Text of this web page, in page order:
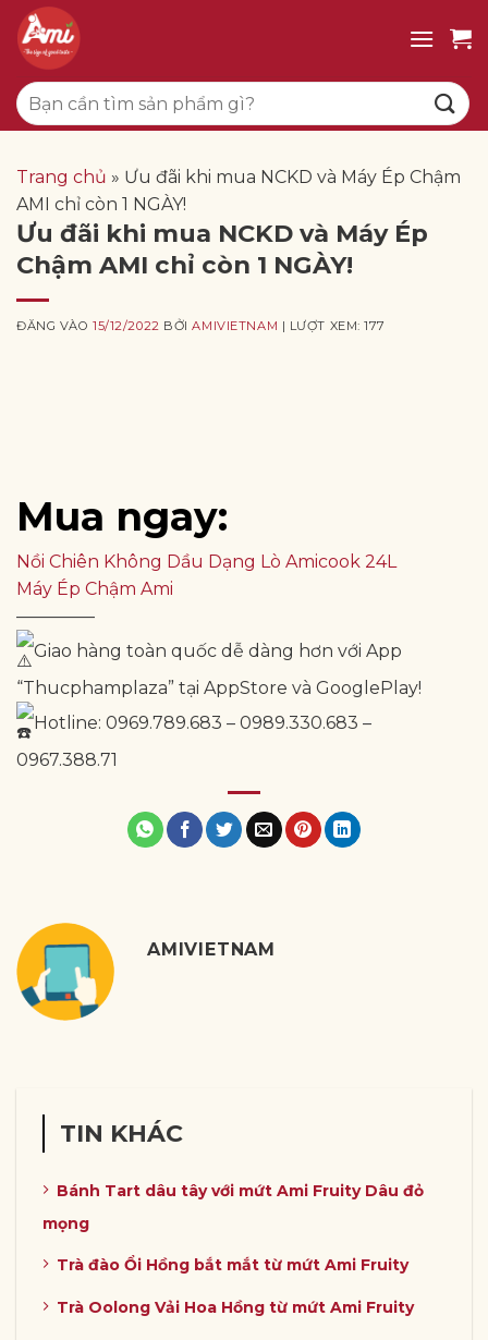
qua
dung
Tìm
kiếm:
Trang chủ » Ưu đãi khi mua NCKD và Máy Ép Chậm
AMI chỉ còn 1 NGÀY!
Ưu đãi khi mua NCKD và Máy Ép
Chậm AMI chỉ còn 1 NGÀY!
ĐĂNG VÀO15/12/2022 BỞIAMIVIETNAM | LƯỢT XEM: 177
Mua ngay:
Nồi Chiên Không Dầu Dạng Lò Amicook 24L
Máy Ép Chậm Ami
————–
Giao hàng toàn quốc dễ dàng hơn với App
“Thucphamplaza” tại AppStore và GooglePlay!
Hotline: 0969.789.683 – 0989.330.683 –
0967.388.71
AMIVIETNAM
TIN KHÁC
Bánh Tart dâu tây với mứt Ami Fruity Dâu đỏ
mọng
Trà đào Ổi Hồng bắt mắt từ mứt Ami Fruity
Trà Oolong Vải Hoa Hồng từ mứt Ami Fruity